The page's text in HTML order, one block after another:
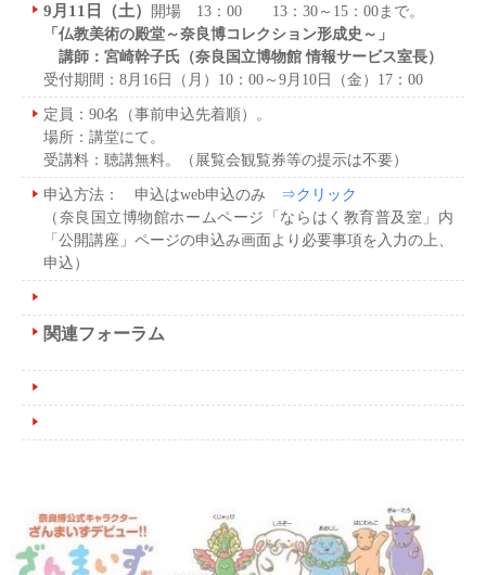
9月11日（土）
開場 13：00 13：30～15：00まで。
「仏教美術の殿堂～奈良博コレクション形成史～」
講師：宮崎幹子氏（奈良国立博物館 情報サービス室長）
受付期間：8月16日（月）10：00～9月10日（金）17：00
定員：90名（事前申込先着順）。
場所：講堂にて。
受講料：聴講無料。（展覧会観覧券等の提示は不要）
申込方法： 申込はweb申込のみ
⇒クリック
（奈良国立博物館ホームページ「ならはく教育普及室」内
「公開講座」ページの申込み画面より必要事項を入力の上、
申込）
関連フォーラム